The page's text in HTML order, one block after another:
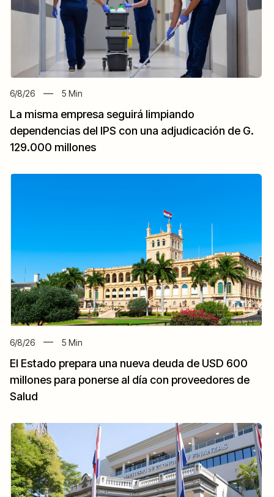
6/8/26 5 Min
La misma empresa seguirá limpiando
dependencias del IPS con una adjudicación de G.
129.000 millones
6/8/26 5 Min
El Estado prepara una nueva deuda de USD 600
millones para ponerse al día con proveedores de
Salud